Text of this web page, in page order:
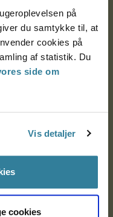
på
du samtykke til, at
cookies på
af statistik. Du
side om
Vis detaljer
cookies